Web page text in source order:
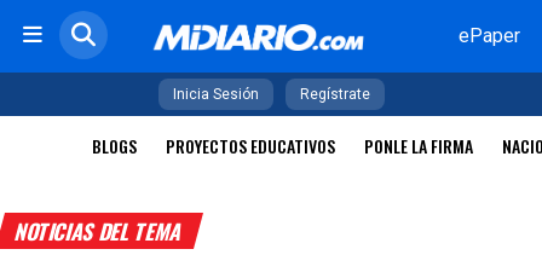
ePaper
Inicia Sesión Regístrate
BLOGS PROYECTOS EDUCATIVOS PONLE LA FIRMA
NOTICIAS DEL TEMA